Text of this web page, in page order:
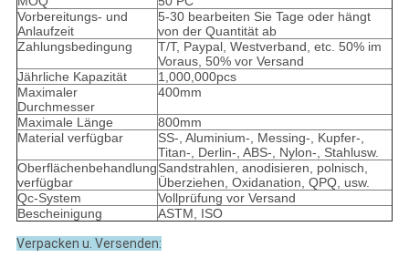
Vorbereitungs- und
Anlaufzeit
5-30 bearbeiten Sie Tage oder hängt
von der Quantität ab
Zahlungsbedingung
T/T, Paypal, Westverband, etc. 50% im
Voraus, 50% vor Versand
Jährliche Kapazität
1,000,000pcs
Maximaler
Durchmesser
400mm
Maximale Länge
800mm
Material verfügbar
SS-, Aluminium-, Messing-, Kupfer-,
Titan-, Derlin-, ABS-, Nylon-, Stahlusw.
Oberflächenbehandlung
verfügbar
Sandstrahlen, anodisieren, polnisch,
Überziehen, Oxidanation, QPQ, usw.
Qc-System
Vollprüfung vor Versand
Bescheinigung
ASTM, ISO
Verpacken u. Versenden: